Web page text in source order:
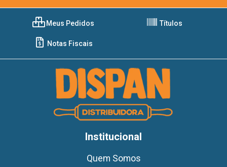
Meus Pedidos Títulos
Notas Fiscais
Institucional
Quem Somos